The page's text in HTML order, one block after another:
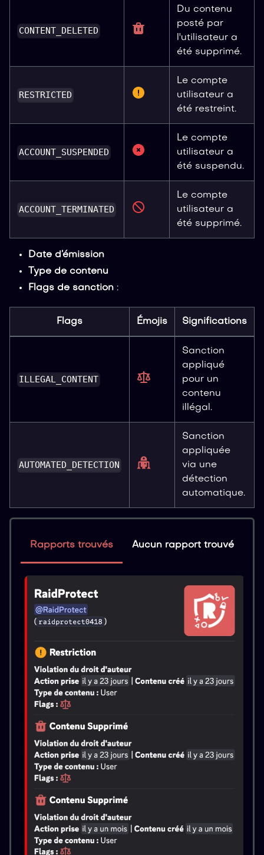
CONTENT_DELETED
Du contenu
posté par
l'utilisateur a
été supprimé.
RESTRICTED
Le compte
utilisateur a
été restreint.
ACCOUNT_SUSPENDED
Le compte
utilisateur a
été suspendu.
ACCOUNT_TERMINATED
Le compte
utilisateur a
été supprimé.
Date d’émission
Type de contenu
Flags de sanction :
Flags Émojis Significations
ILLEGAL_CONTENT
Sanction
appliqué
pour un
contenu
illégal.
AUTOMATED_DETECTION
Sanction
appliquée
via une
détection
automatique.
Rapports trouvés Aucun rapport trouvé